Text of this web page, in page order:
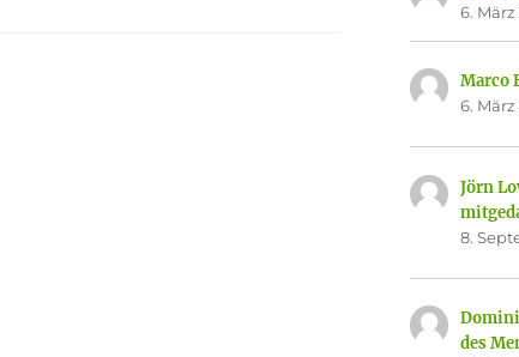
6. März
Marco
6. März
Jörn
8.
des